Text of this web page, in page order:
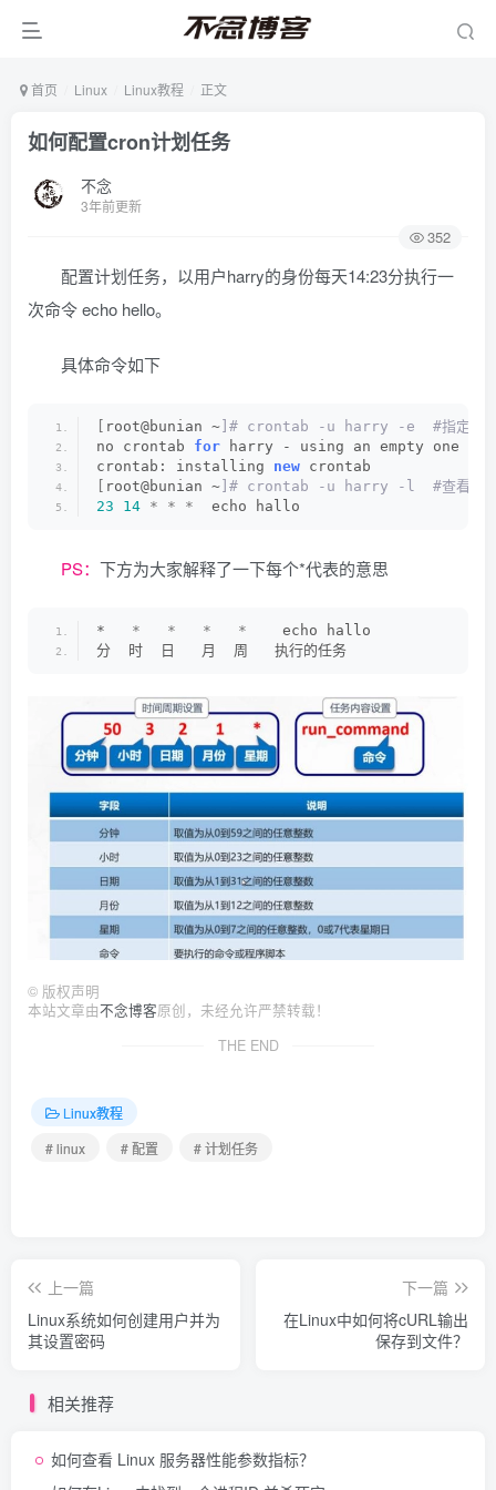
首页 Linux Linux教程 正文
如何配置cron计划任务
不念
3年前更新
352
配置计划任务，以用户harry的身份每天14:23分执行一
次命令 echo hello。
具体命令如下
root@bunian ~ ]# crontab -u harry -e  #指定harry
no crontab for harry - using an empty one
crontab: installing new crontab
root@bunian ~ ]# crontab -u harry -l  #查看计划
23
14 * * *
  echo hallo
PS： 下方为大家解释了一下每个*代表的意思
* * * * *
    echo hallo
分  时  日   月  周   执行的任务
© 版权声明
本站文章由不念博客原创，未经允许严禁转载！
THE END
Linux教程
# linux
# 配置 # 计划任务
上一篇
Linux系统如何创建用户并为
其设置密码
下一篇
在Linux中如何将cURL输出
保存到文件？
相关推荐
如何查看 Linux 服务器性能参数指标？